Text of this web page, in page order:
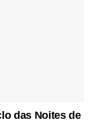
das Noites de